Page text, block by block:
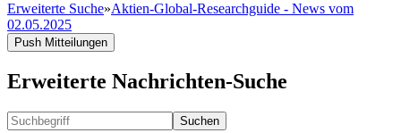
Erweiterte Suche»Aktien-Global-Researchguide - News vom
02.05.2025
Push Mitteilungen
Erweiterte Nachrichten-Suche
Suchen